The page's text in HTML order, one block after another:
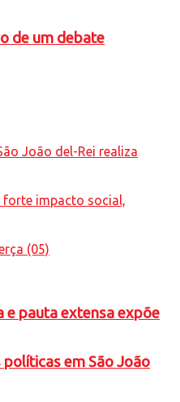
de um debate
e pauta extensa expõe
em São João